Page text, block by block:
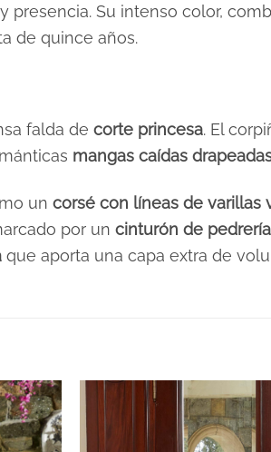
Su intenso color,
de quince años.
falda de corte princesa. El
mangas caídas
un corsé con líneas de varillas
por un cinturón de
que aporta una capa extra de
yes